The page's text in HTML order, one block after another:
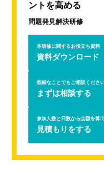
若手社員向けコミュニケー
若手社員向けジョブクラフ
新入社員向け配属前再マ
ビジネスマインドシミュレ
新入社員フォローアップ研
トランジションサポート
人フォローアップ研修）
てるための3ヶ年育成
若手社員向け研修
AI時代のクリティカルシ
7つの習慣® for セールスパ
ントを高める
問題発見解決研修
本研修に関するお役立ち資料
資料ダウンロード
些細なことでもご相談くださ
まずは相談する
参加人数と日数から金額を算出
見積もりをする